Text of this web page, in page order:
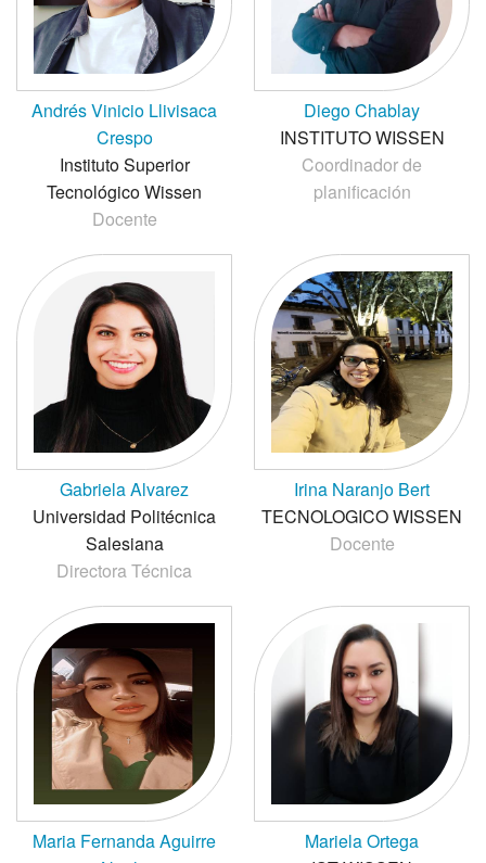
Andrés Vinicio Llivisaca
Crespo
Instituto Superior
Tecnológico Wissen
Docente
Diego Chablay
INSTITUTO WISSEN
Coordinador de
planificación
Gabriela Alvarez
Universidad Politécnica
Salesiana
Directora Técnica
Irina Naranjo Bert
TECNOLOGICO WISSEN
Docente
Maria Fernanda Aguirre
Mariela Ortega